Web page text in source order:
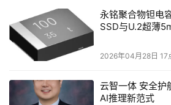
永铭聚合物钽电
SSD与U.2超薄
2026年04月28日 17
云智一体 安全护
AI推理新范式